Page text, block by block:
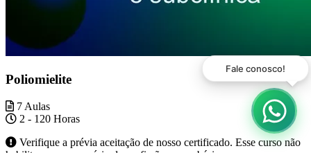
Poliomielite
7 Aulas
2 - 120 Horas
Verifique a prévia aceitação de nosso certificado. Esse curso não